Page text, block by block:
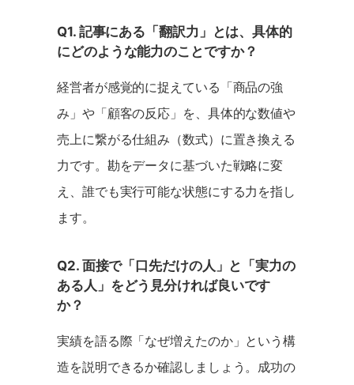
Q1. 記事にある「翻訳力」とは、具体的
にどのような能力のことですか？
経営者が感覚的に捉えている「商品の強
み」や「顧客の反応」を、具体的な数値や
売上に繋がる仕組み（数式）に置き換える
力です。勘をデータに基づいた戦略に変
え、誰でも実行可能な状態にする力を指し
ます。
Q2. 面接で「口先だけの人」と「実力の
ある人」をどう見分ければ良いです
か？
実績を語る際「なぜ増えたのか」という構
造を説明できるか確認しましょう。成功の